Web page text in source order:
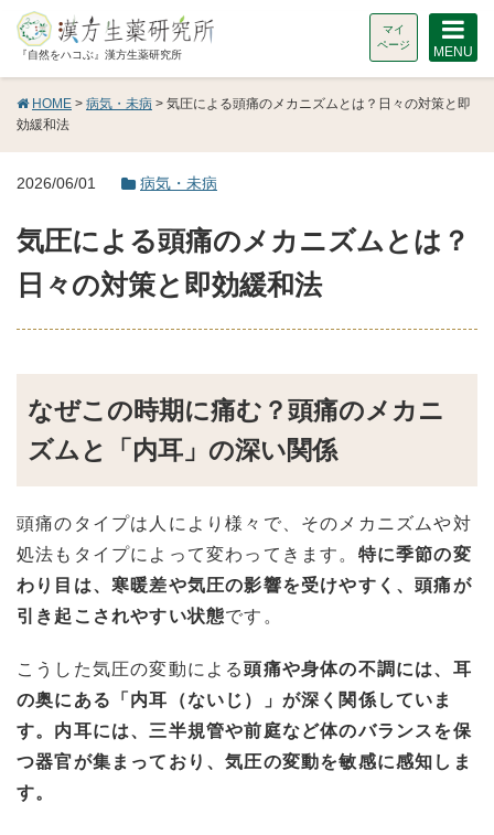
『自然をハコぶ』漢方生薬研究所
マイ
ページ
MENU
HOME > 病気・未病 > 気圧による頭痛のメカニズムとは？日々の対策と即
効緩和法
2026/06/01 病気・未病
気圧による頭痛のメカニズムとは？
日々の対策と即効緩和法
なぜこの時期に痛む？頭痛のメカニ
ズムと「内耳」の深い関係
頭痛のタイプは人により様々で、そのメカニズムや対
処法もタイプによって変わってきます。 特に季節の変
わり目は、寒暖差や気圧の影響を受けやすく、頭痛が
引き起こされやすい状態です。
こうした気圧の変動による頭痛や身体の不調には、耳
の奥にある「内耳（ないじ）」が深く関係していま
す。内耳には、三半規管や前庭など体のバランスを保
つ器官が集まっており、気圧の変動を敏感に感知しま
す。